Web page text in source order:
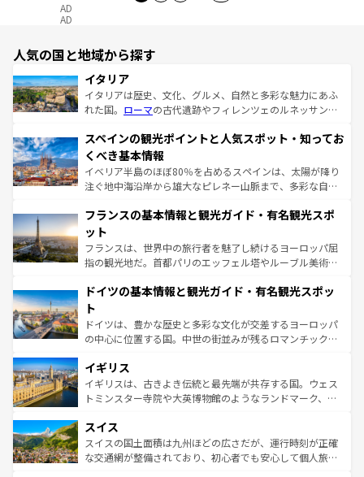
AD
AD
人気の国と地域から探す
イタリア
イタリアは歴史、文化、グルメ、自然と多彩な魅力にあふ
れた国。 ローマの古代遺跡やフィレンツェのルネッサンス
ろん、トスカーナの美しい田園風景やアマルフィ海岸の絶
景など、自然景観も見逃せない。観光の合間には、本場の
ピザやパスタなど、絶品のイタリア料理を堪能することも
できる。朝目覚めてから夜眠るまで、すべての瞬間を楽し
なお、新着のイタリア情報はコンテンツ一覧を参照してほ
しい。
スペインの観光ポイントと人気スポット・知ってお
くべき基本情報
イベリア半島のほぼ80％を占めるスペインは、太陽が降り
注ぐ地中海沿岸から雄大なピレネー山脈まで、多彩な自然
文化が根付くこの国では、情熱的なフラメンコ、熱気あふ
れる闘牛、そして美味しいタパスが生活の一部となってい
る。首都マドリードの洗練された雰囲気や、バルセロナの
アートに溢れた街角から、地方では古代ローマ遺跡や中世
せる。地方によって風土や気候が異なるスペインはその個
ンテンツ一覧 を参照してほしい。
フランスの基本情報と観光ガイド・有名観光スポ
ット
フランスは、世界中の旅行者を魅了し続けるヨーロッパ屈
指の観光地だ。首都パリのエッフェル塔やルーブル美術館
で、幅広い魅力が詰まっている。華麗な宮殿、歴史的な大
聖堂、美しいビーチ、そして豊かな自然が、訪れる者を心
から魅了する。また、フランスは美食の国としても知ら
れ、フランス料理はユネスコ無形文化遺産にも登録されて
香り高いラベンダー畑など、多彩な楽しみ方が可能だ。さ
らに、パリ以外の地域にも魅力が溢れており、どの街角に
も豊かな歴史と文化が息づいている。パリ以外の個性あふ
を参照してほしい。
ドイツの基本情報と観光ガイド・有名観光スポッ
ト
ドイツは、豊かな歴史と多彩な文化が交差するヨーロッパ
の中心に位置する国。中世の街並みが残るロマンチック街
顔を持つこの国は、どこを歩いても飽きることがない。ベ
ルリンの文化的活気、バイエルン州のアルプスの絶景、そ
してライン川沿いのワイン畑といった風景は必見。ビール
は、お酒好きな人にはぜひ体験してほしい。 なお、新着の
ドイツ情報はコンテンツ一覧を参照してほしい。
イギリス
イギリスは、古きよき伝統と最先端が共存する国。ウェス
トミンスター寺院や大英博物館のようなランドマーク、歴
リアごとに異なる魅力がある。また、優雅なアフタヌーン
ティー、ビール好きにはたまらない英国パブ、サッカー観
戦など、本場だからこそできる体験も豊富。イギリスを旅
スイス
スイスの国土面積は九州ほどの広さだが、運行時刻が正確
な交通網が整備されており、初心者でも安心して個人旅行